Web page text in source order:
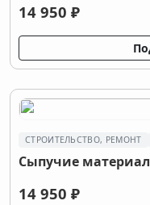
14 950 ₽
СТРОИТЕЛЬСТВО, РЕМОНТ
Сыпучие
14 950 ₽